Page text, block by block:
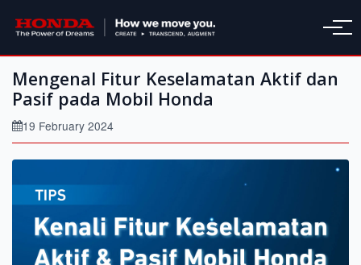
Mengenal Fitur Keselamatan Aktif dan
Pasif pada Mobil Honda
19 February 2024